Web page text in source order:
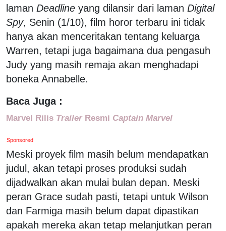
laman Deadline yang dilansir dari laman Digital
Spy, Senin (1/10), film horor terbaru ini tidak
hanya akan menceritakan tentang keluarga
Warren, tetapi juga bagaimana dua pengasuh
Judy yang masih remaja akan menghadapi
boneka Annabelle.
Baca Juga :
Marvel Rilis TrailerResmi Captain Marvel
Sponsored
Meski proyek film masih belum mendapatkan
judul, akan tetapi proses produksi sudah
dijadwalkan akan mulai bulan depan. Meski
peran Grace sudah pasti, tetapi untuk Wilson
dan Farmiga masih belum dapat dipastikan
apakah mereka akan tetap melanjutkan peran